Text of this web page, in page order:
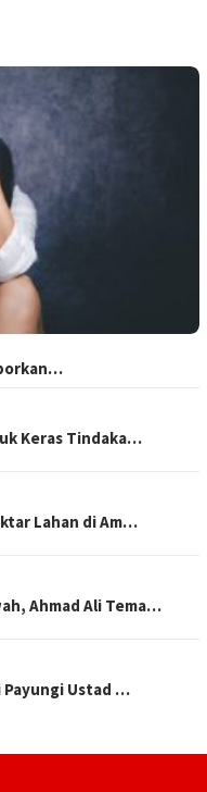
Keras Tindaka…
Lahan di Am…
Ahmad Ali Tema…
Payungi Ustad …